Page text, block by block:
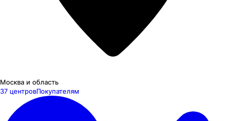
Москва и область
37 центровПокупателям